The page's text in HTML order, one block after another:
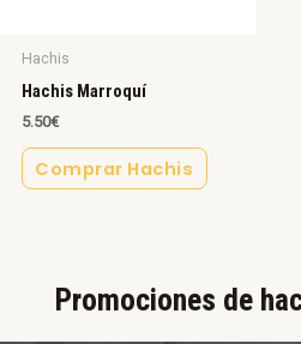
Hachis
Hachis Marroquí
5.50€
Comprar Hachis
Promociones de